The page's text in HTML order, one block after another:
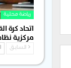
رياضة محلية
اتحاد
مركزية
السابق